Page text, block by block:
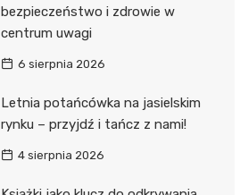
bezpieczeństwo i zdrowie w
centrum uwagi
6 sierpnia 2026
Letnia potańcówka na jasielskim
rynku – przyjdź i tańcz z nami!
4 sierpnia 2026